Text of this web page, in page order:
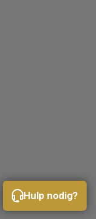
Hulp nodig?